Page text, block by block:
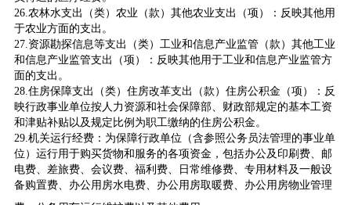
26.农林水支出（类）农业（款）其他农业支出（项）：反映其他用
于农业方面的支出。
27.资源勘探信息等支出（类）工业和信息产业监管（款）其他工业
和信息产业监管支出（项）：反映其他用于工业和信息产业监管方
面的支出。
28.住房保障支出（类）住房改革支出（款）住房公积金（项）：反
映行政事业单位按人力资源和社会保障部、财政部规定的基本工资
和津贴补贴以及规定比例为职工缴纳的住房公积金。
29.机关运行经费：为保障行政单位（含参照公务员法管理的事业单
位）运行用于购买货物和服务的各项资金，包括办公及印刷费、邮
电费、差旅费、会议费、福利费、日常维修费、专用材料及一般设
备购置费、办公用房水电费、办公用房取暖费、办公用房物业管理